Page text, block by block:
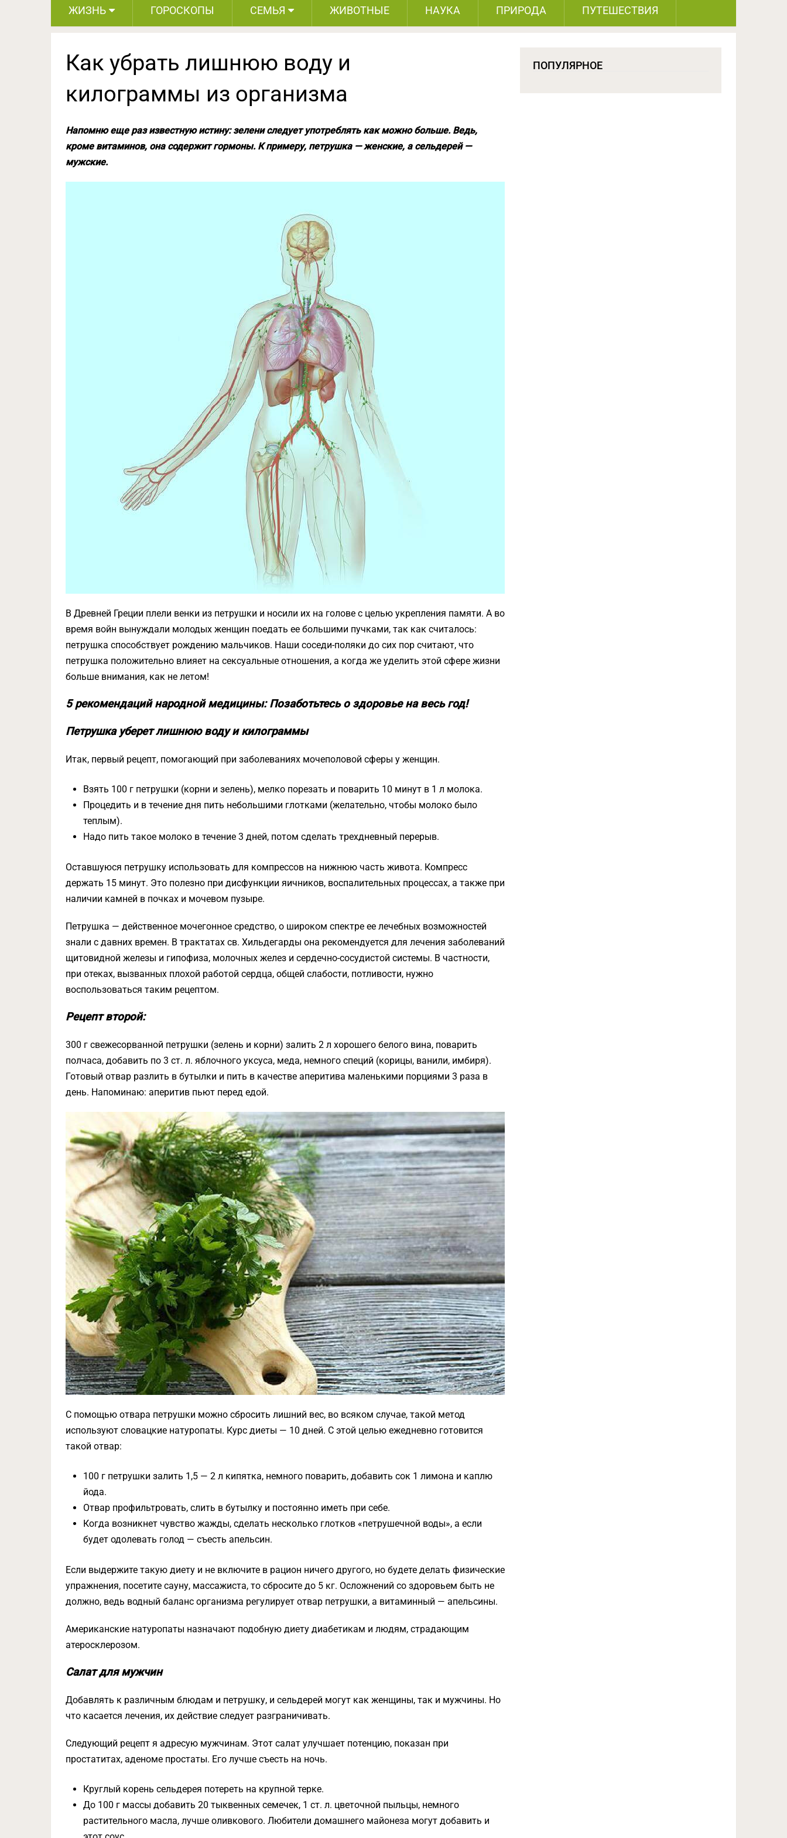
ЖИЗНЬ ГОРОСКОПЫ СЕМЬЯ ЖИВОТНЫЕ НАУКА ПРИРОДА ПУТЕШЕСТВИЯ
Как убрать лишнюю воду и
килограммы из организма
Напомню еще раз известную истину: зелени следует употреблять как можно больше. Ведь,
кроме витаминов, она содержит гормоны. К примеру, петрушка — женские, а сельдерей —
мужские.
В Древней Греции плели венки из петрушки и носили их на голове с целью укрепления памяти. А во
время войн вынуждали молодых женщин поедать ее большими пучками, так как считалось:
петрушка способствует рождению мальчиков. Наши соседи-поляки до сих пор считают, что
петрушка положительно влияет на сексуальные отношения, а когда же уделить этой сфере жизни
больше внимания, как не летом!
5 рекомендаций народной медицины: Позаботьтесь о здоровье на весь год!
Петрушка уберет лишнюю воду и килограммы
Итак, первый рецепт, помогающий при заболеваниях мочеполовой сферы у женщин.
Взять 100 г петрушки (корни и зелень), мелко порезать и поварить 10 минут в 1 л молока.
Процедить и в течение дня пить небольшими глотками (желательно, чтобы молоко было
теплым).
Надо пить такое молоко в течение 3 дней, потом сделать трехдневный перерыв.
Оставшуюся петрушку использовать для компрессов на нижнюю часть живота. Компресс
держать 15 минут. Это полезно при дисфункции яичников, воспалительных процессах, а также при
наличии камней в почках и мочевом пузыре.
Петрушка — действенное мочегонное средство, о широком спектре ее лечебных возможностей
знали с давних времен. В трактатах св. Хильдегарды она рекомендуется для лечения заболеваний
щитовидной железы и гипофиза, молочных желез и сердечно-сосудистой системы. В частности,
при отеках, вызванных плохой работой сердца, общей слабости, потливости, нужно
воспользоваться таким рецептом.
Рецепт второй:
300 г свежесорванной петрушки (зелень и корни) залить 2 л хорошего белого вина, поварить
полчаса, добавить по 3 ст. л. яблочного уксуса, меда, немного специй (корицы, ванили, имбиря).
Готовый отвар разлить в бутылки и пить в качестве аперитива маленькими порциями 3 раза в
день. Напоминаю: аперитив пьют перед едой.
С помощью отвара петрушки можно сбросить лишний вес, во всяком случае, такой метод
используют словацкие натуропаты. Курс диеты — 10 дней. С этой целью ежедневно готовится
такой отвар:
100 г петрушки залить 1,5 — 2 л кипятка, немного поварить, добавить сок 1 лимона и каплю
йода.
Отвар профильтровать, слить в бутылку и постоянно иметь при себе.
Когда возникнет чувство жажды, сделать несколько глотков «петрушечной воды», а если
будет одолевать голод — съесть апельсин.
Если выдержите такую диету и не включите в рацион ничего другого, но будете делать физические
упражнения, посетите сауну, массажиста, то сбросите до 5 кг. Осложнений со здоровьем быть не
должно, ведь водный баланс организма регулирует отвар петрушки, а витаминный — апельсины.
Американские натуропаты назначают подобную диету диабетикам и людям, страдающим
атеросклерозом.
Салат для мужчин
Добавлять к различным блюдам и петрушку, и сельдерей могут как женщины, так и мужчины. Но
что касается лечения, их действие следует разграничивать.
Следующий рецепт я адресую мужчинам. Этот салат улучшает потенцию, показан при
простатитах, аденоме простаты. Его лучше съесть на ночь.
Круглый корень сельдерея потереть на крупной терке.
До 100 г массы добавить 20 тыквенных семечек, 1 ст. л. цветочной пыльцы, немного
растительного масла, лучше оливкового. Любители домашнего майонеза могут добавить и
ПОПУЛЯРНОЕ